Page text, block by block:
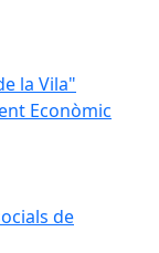
la Vila"
Econòmic
de